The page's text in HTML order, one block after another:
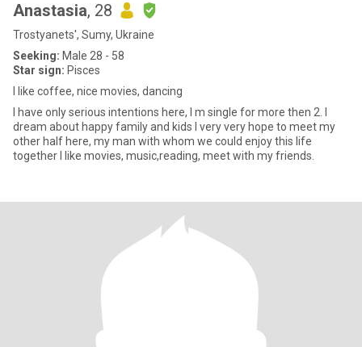
Anastasia, 28
Trostyanets', Sumy, Ukraine
Seeking: Male 28 - 58
Star sign: Pisces
I like coffee, nice movies, dancing
I have only serious intentions here, I m single for more then 2. I
dream about happy family and kids I very very hope to meet my
other half here, my man with whom we could enjoy this life
together I like movies, music,reading, meet with my friends.